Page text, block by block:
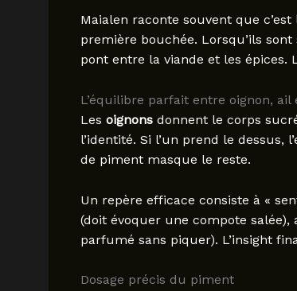
Maialen raconte souvent que
première bouchée. Lorsqu’ils
pont entre la viande et les épices.
L’équilibre parfait entre oignon,
Les oignonsdonnent le corps
l’identité. Si l’un prend le dessus,
de piment masque le reste.
Un repère efficace consiste à «
(doit évoquer une compote
parfumé sans piquer). L’insight
Dosage précis du piment